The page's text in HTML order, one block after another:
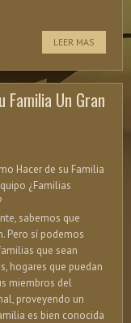
LEER MAS
Familia Un Gran
Hacer de su Familia
¿Familias
sabemos que
Pero sí podemos
que sean
hogares que puedan
miembros del
proveyendo un
es bien conocida